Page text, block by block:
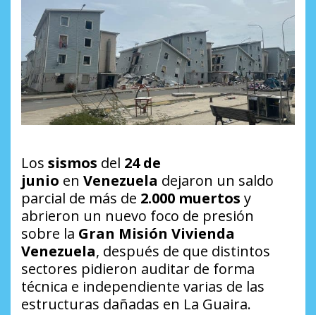
Los sismos del 24 de
junio en Venezuela dejaron un saldo
parcial de más de 2.000 muertos y
abrieron un nuevo foco de presión
sobre la Gran Misión Vivienda
Venezuela, después de que distintos
sectores pidieron auditar de forma
técnica e independiente varias de las
estructuras dañadas en La Guaira.